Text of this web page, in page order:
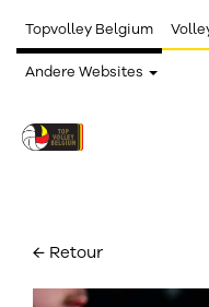
Topvolley Belgium
Andere Websites
← Retour